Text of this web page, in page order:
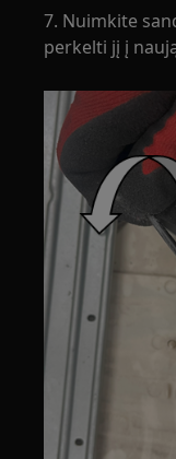
7. Nuimkite
perkelti jį į